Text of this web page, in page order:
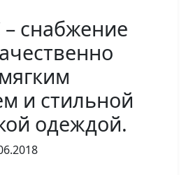
снабжение
и стильной
одеждой.